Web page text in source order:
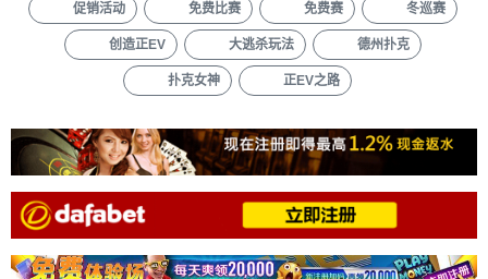
促销活动 免费比赛 免费赛 冬巡赛
创造正EV 大逃杀玩法 德州扑克
扑克女神 正EV之路